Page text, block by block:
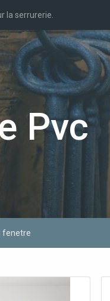
la serrurerie.
Pvc
fenetre